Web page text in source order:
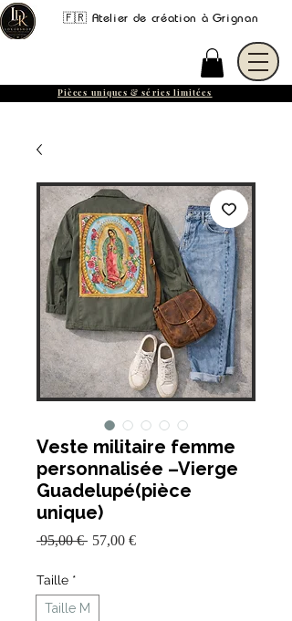
🇫🇷 Atelier de création à Grignan
Pièces uniques & séries limitées
Veste militaire femme
personnalisée –Vierge
Guadelupé(pièce
unique)
95,00 € Prix
57,00 €Prix
Taille *
Taille M